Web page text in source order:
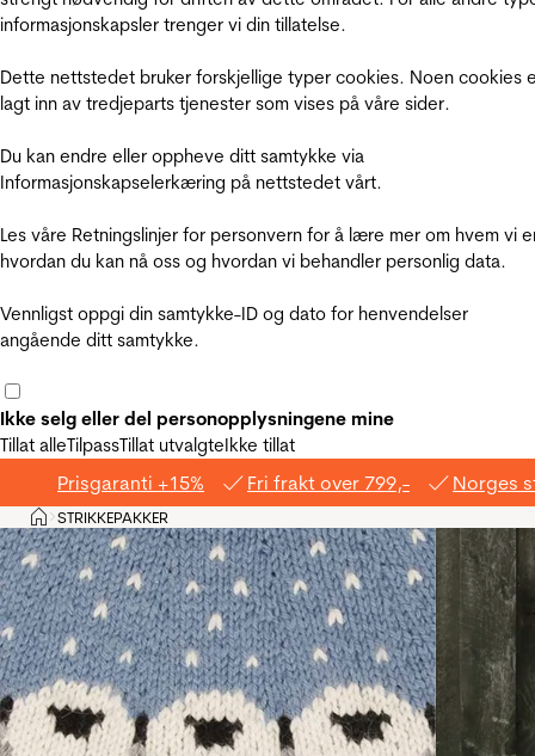
informasjonskapsler trenger vi din tillatelse.
Dette nettstedet bruker forskjellige typer cookies. Noen cookies
lagt inn av tredjeparts tjenester som vises på våre sider.
Du kan endre eller oppheve ditt samtykke via
Informasjonskapselerkæring på nettstedet vårt.
Les våre Retningslinjer for personvern for å lære mer om hvem vi
hvordan du kan nå oss og hvordan vi behandler personlig data.
Vennligst oppgi din samtykke-ID og dato for henvendelser
angående ditt samtykke.
Ikke selg eller del personopplysningene mine
Tillat alleTilpassTillat utvalgteIkke tillat
Prisgaranti +15% Fri frakt over 799,- Norges
Hjem
>STRIKKEPAKKER